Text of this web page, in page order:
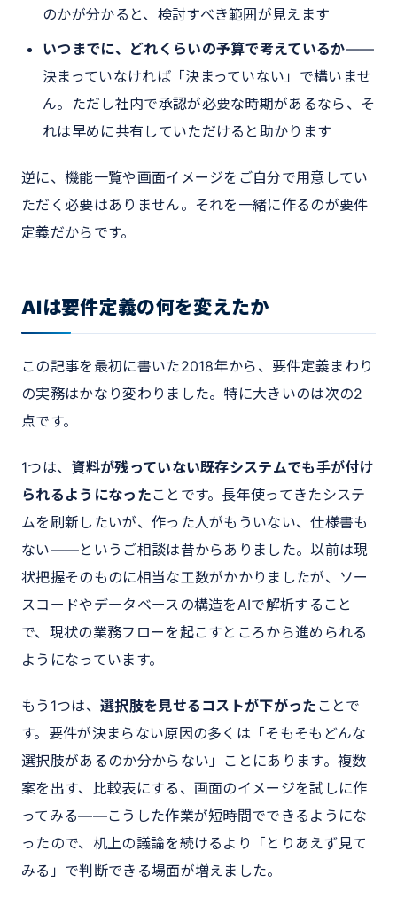
のかが分かると、検討すべき範囲が見えます
いつまでに、どれくらいの予算で考えているか——
決まっていなければ「決まっていない」で構いませ
ん。ただし社内で承認が必要な時期があるなら、そ
れは早めに共有していただけると助かります
逆に、機能一覧や画面イメージをご自分で用意してい
ただく必要はありません。それを一緒に作るのが要件
定義だからです。
AIは要件定義の何を変えたか
この記事を最初に書いた2018年から、要件定義まわり
の実務はかなり変わりました。特に大きいのは次の2
点です。
1つは、 資料が残っていない既存システムでも手が付け
られるようになったことです。長年使ってきたシステ
ムを刷新したいが、作った人がもういない、仕様書も
ない——というご相談は昔からありました。以前は現
状把握そのものに相当な工数がかかりましたが、ソー
スコードやデータベースの構造をAIで解析すること
で、現状の業務フローを起こすところから進められる
ようになっています。
もう1つは、 選択肢を見せるコストが下がった ことで
す。要件が決まらない原因の多くは「そもそもどんな
選択肢があるのか分からない」ことにあります。複数
案を出す、比較表にする、画面のイメージを試しに作
ってみる——こうした作業が短時間でできるようにな
ったので、机上の議論を続けるより「とりあえず見て
みる」で判断できる場面が増えました。